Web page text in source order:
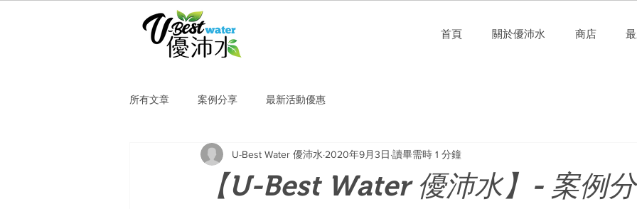
首頁 關於優沛水 商店
所有文章 案例分享 最新活動優惠
【U-Best Water 優沛水】- 案例
U-Best Water 優沛水 2020年9月3日 讀畢需時 1 分鐘